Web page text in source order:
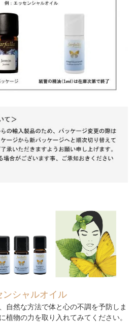
シャルオイル
自然な方法で体と心の不調を予防しま
植物の力を取り入れてみてください。